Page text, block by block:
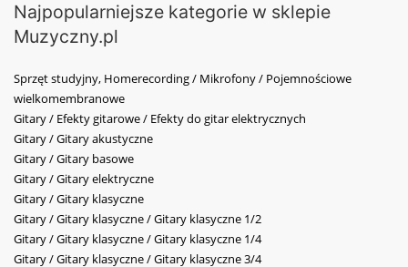
Najpopularniejsze kategorie w sklepie
Muzyczny.pl
Sprzęt studyjny, Homerecording / Mikrofony / Pojemnościowe
wielkomembranowe
Gitary / Efekty gitarowe / Efekty do gitar elektrycznych
Gitary / Gitary akustyczne
Gitary / Gitary basowe
Gitary / Gitary elektryczne
Gitary / Gitary klasyczne
Gitary / Gitary klasyczne / Gitary klasyczne 1/2
Gitary / Gitary klasyczne / Gitary klasyczne 1/4
Gitary / Gitary klasyczne / Gitary klasyczne 3/4